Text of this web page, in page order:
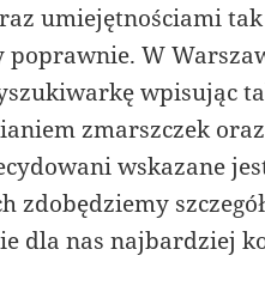
umiejętnościami tak
W
wpisując
zmarszczek
wskazane
zdobędziemy
dla nas najbardziej